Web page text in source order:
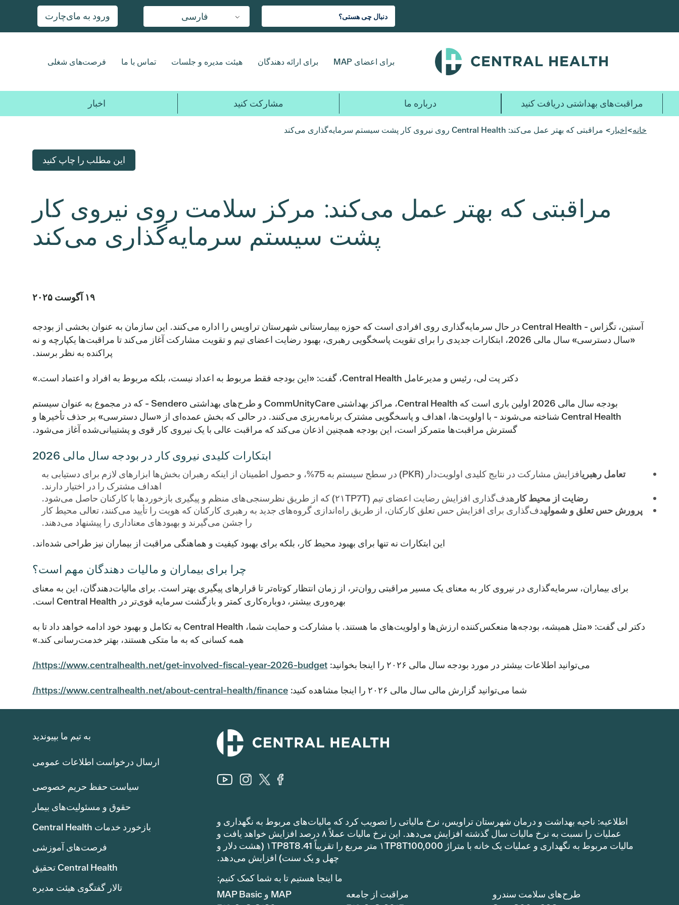
محتوای
فارسی ورود به مای‌چارت
برای اعضای MAP برای ارائه دهندگان هیئت مدیره و جلسات تماس با ما فرصت‌های شغلی
مراقبت‌های بهداشتی دریافت کنید درباره ما مشارکت کنید اخبار
خانه>اخبار > مراقبتی که بهتر عمل می‌کند: Central Health روی نیروی کار پشت سیستم سرمایه‌گذاری می‌کند
این مطلب را چاپ کنید
مراقبتی که بهتر عمل می‌کند: مرکز سلامت روی نیروی کار
پشت سیستم سرمایه‌گذاری می‌کند
۱۹ آگوست ۲۰۲۵
آستین، تگزاس - Central Health در حال سرمایه‌گذاری روی افرادی است که حوزه بیمارستانی شهرستان تراویس را اداره می‌کنند. این سازمان به عنوان بخشی از بودجه
«سال دسترسی» سال مالی 2026، ابتکارات جدیدی را برای تقویت پاسخگویی رهبری، بهبود رضایت اعضای تیم و تقویت مشارکت آغاز می‌کند تا مراقبت‌ها یکپارچه و نه
پراکنده به نظر برسند.
دکتر پت لی، رئیس و مدیرعامل Central Health، گفت: «این بودجه فقط مربوط به اعداد نیست، بلکه مربوط به افراد و اعتماد است.»
بودجه سال مالی 2026 اولین باری است که Central Health، مراکز بهداشتی CommUnityCare و طرح‌های بهداشتی Sendero - که در مجموع به عنوان سیستم
Central Health شناخته می‌شوند - با اولویت‌ها، اهداف و پاسخگویی مشترک برنامه‌ریزی می‌کنند. در حالی که بخش عمده‌ای از «سال دسترسی» بر حذف تأخیرها و
گسترش مراقبت‌ها متمرکز است، این بودجه همچنین اذعان می‌کند که مراقبت عالی با یک نیروی کار قوی و پشتیبانی‌شده آغاز می‌شود.
ابتکارات کلیدی نیروی کار در بودجه سال مالی 2026
تعامل رهبری
افزایش مشارکت در نتایج کلیدی اولویت‌دار (PKR) در سطح سیستم به 75%، و حصول اطمینان از اینکه رهبران بخش‌ها ابزارهای لازم برای دستیابی به
اهداف مشترک را در اختیار دارند.
رضایت از محیط کار هدف‌گذاری افزایش رضایت اعضای تیم (۲۱TP7T) که از طریق نظرسنجی‌های منظم و پیگیری بازخوردها با کارکنان حاصل می‌شود.
پرورش حس تعلق و شمولهدف‌گذاری برای افزایش حس تعلق کارکنان، از طریق راه‌اندازی گروه‌های جدید به رهبری کارکنان که هویت را تأیید می‌کنند، تعالی محیط کار
را جشن می‌گیرند و بهبودهای معناداری را پیشنهاد می‌دهند.
این ابتکارات نه تنها برای بهبود محیط کار، بلکه برای بهبود کیفیت و هماهنگی مراقبت از بیماران نیز طراحی شده‌اند.
چرا برای بیماران و مالیات دهندگان مهم است؟
برای بیماران، سرمایه‌گذاری در نیروی کار به معنای یک مسیر مراقبتی روان‌تر، از زمان انتظار کوتاه‌تر تا قرارهای پیگیری بهتر است. برای مالیات‌دهندگان، این به معنای
بهره‌وری بیشتر، دوباره‌کاری کمتر و بازگشت سرمایه قوی‌تر در Central Health است.
دکتر لی گفت: «مثل همیشه، بودجه‌ها منعکس‌کننده ارزش‌ها و اولویت‌های ما هستند. با مشارکت و حمایت شما، Central Health به تکامل و بهبود خود ادامه خواهد داد تا به
همه کسانی که به ما متکی هستند، بهتر خدمت‌رسانی کند.»
می‌توانید اطلاعات بیشتر در مورد بودجه سال مالی ۲۰۲۶ را اینجا بخوانید: https://www.centralhealth.net/get-involved-fiscal-year-2026-budget/
شما می‌توانید گزارش مالی سال مالی ۲۰۲۶ را اینجا مشاهده کنید: https://www.centralhealth.net/about-central-health/finance/
اطلاعیه: ناحیه بهداشت و درمان شهرستان تراویس، نرخ مالیاتی را تصویب کرد که مالیات‌های مربوط به نگهداری و
عملیات را نسبت به نرخ مالیات سال گذشته افزایش می‌دهد. این نرخ مالیات عملاً ۸ درصد افزایش خواهد یافت و
مالیات مربوط به نگهداری و عملیات یک خانه با متراژ ۱TP8T100,000 متر مربع را تقریباً ۱TP8T8.41 (هشت دلار و
چهل و یک سنت) افزایش می‌دهد.
ما اینجا هستیم تا به شما کمک کنیم:
MAP و MAP Basic
مراقبت از جامعه
طرح‌های سلامت سندرو
به تیم ما بپیوندید
ارسال درخواست اطلاعات عمومی
سیاست حفظ حریم خصوصی
حقوق و مسئولیت‌های بیمار
بازخورد خدمات Central Health
فرصت‌های آموزشی
Central Health تحقیق
تالار گفتگوی هیئت مدیره